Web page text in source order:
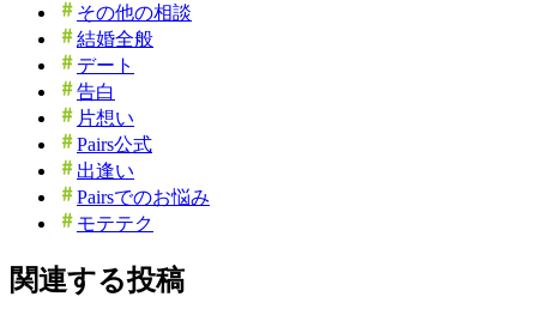
その他の相談
結婚全般
デート
告白
片想い
Pairs公式
出逢い
Pairsでのお悩み
モテテク
関連する投稿